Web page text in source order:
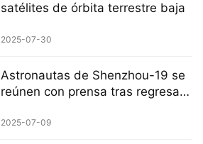
satélites de órbita terrestre baja
2025-07-30
Astronautas de Shenzhou-19 se
reúnen con prensa tras regresar
2025-07-09